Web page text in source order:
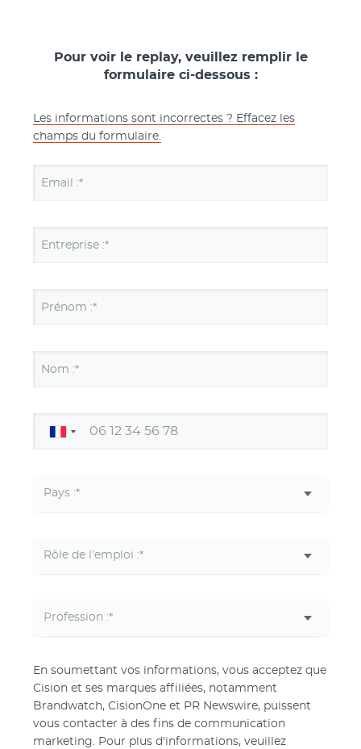
Pour voir le replay, veuillez remplir le
formulaire ci-dessous :
Les informations sont incorrectes ? Effacez les
champs du formulaire.
Email :*
Entreprise :*
Prénom :*
Nom :*
En soumettant vos informations, vous acceptez que
Cision et ses marques affiliées, notamment
Brandwatch, CisionOne et PR Newswire, puissent
vous contacter à des fins de communication
marketing. Pour plus d'informations, veuillez